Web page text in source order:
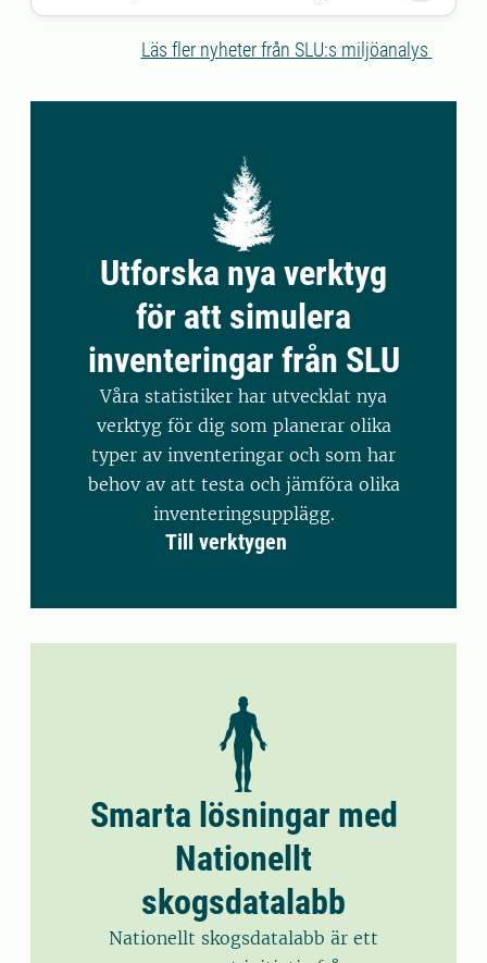
innan de är riktigt tillförlitliga. Det är
slutsatsen i en ny studie från SLU.
Läs fler nyheter från SLU:s miljöanalys
Utforska nya verktyg
för att simulera
inventeringar från SLU
Våra statistiker har utvecklat nya
verktyg för dig som planerar olika
typer av inventeringar och som har
behov av att testa och jämföra olika
inventeringsupplägg.
Till verktygen
Smarta lösningar med
Nationellt
skogsdatalabb
Nationellt skogsdatalabb är ett